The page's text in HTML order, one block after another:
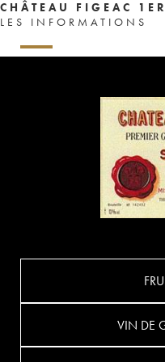
CHÂTEAU FIGEAC
LES INFORMATIONS
VIN DE